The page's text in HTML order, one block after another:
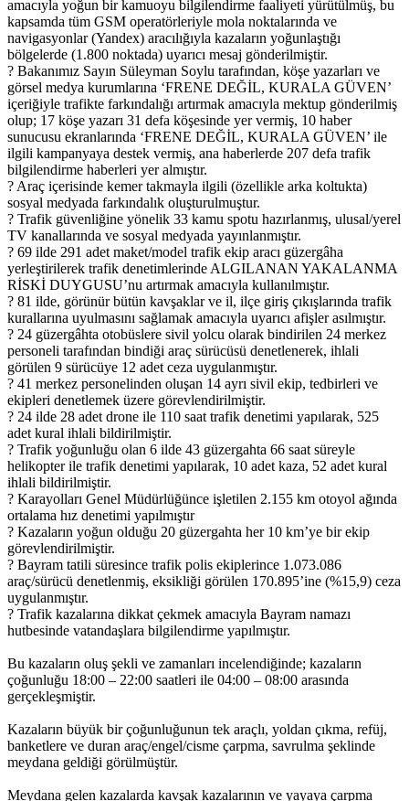
amacıyla yoğun bir kamuoyu bilgilendirme faaliyeti yürütülmüş, bu
kapsamda tüm GSM operatörleriyle mola noktalarında ve
navigasyonlar (Yandex) aracılığıyla kazaların yoğunlaştığı
bölgelerde (1.800 noktada) uyarıcı mesaj gönderilmiştir.
? Bakanımız Sayın Süleyman Soylu tarafından, köşe yazarları ve
görsel medya kurumlarına ‘FRENE DEĞİL, KURALA GÜVEN’
içeriğiyle trafikte farkındalığı artırmak amacıyla mektup gönderilmiş
olup; 17 köşe yazarı 31 defa köşesinde yer vermiş, 10 haber
sunucusu ekranlarında ‘FRENE DEĞİL, KURALA GÜVEN’ ile
ilgili kampanyaya destek vermiş, ana haberlerde 207 defa trafik
bilgilendirme haberleri yer almıştır.
? Araç içerisinde kemer takmayla ilgili (özellikle arka koltukta)
sosyal medyada farkındalık oluşturulmuştur.
? Trafik güvenliğine yönelik 33 kamu spotu hazırlanmış, ulusal/yerel
TV kanallarında ve sosyal medyada yayınlanmıştır.
? 69 ilde 291 adet maket/model trafik ekip aracı güzergâha
yerleştirilerek trafik denetimlerinde ALGILANAN YAKALANMA
RİSKİ DUYGUSU’nu artırmak amacıyla kullanılmıştır.
? 81 ilde, görünür bütün kavşaklar ve il, ilçe giriş çıkışlarında trafik
kurallarına uyulmasını sağlamak amacıyla uyarıcı afişler asılmıştır.
? 24 güzergâhta otobüslere sivil yolcu olarak bindirilen 24 merkez
personeli tarafından bindiği araç sürücüsü denetlenerek, ihlali
görülen 9 sürücüye 12 adet ceza uygulanmıştır.
? 41 merkez personelinden oluşan 14 ayrı sivil ekip, tedbirleri ve
ekipleri denetlemek üzere görevlendirilmiştir.
? 24 ilde 28 adet drone ile 110 saat trafik denetimi yapılarak, 525
adet kural ihlali bildirilmiştir.
? Trafik yoğunluğu olan 6 ilde 43 güzergahta 66 saat süreyle
helikopter ile trafik denetimi yapılarak, 10 adet kaza, 52 adet kural
ihlali bildirilmiştir.
? Karayolları Genel Müdürlüğünce işletilen 2.155 km otoyol ağında
ortalama hız denetimi yapılmıştır
? Kazaların yoğun olduğu 20 güzergahta her 10 km’ye bir ekip
görevlendirilmiştir.
? Bayram tatili süresince trafik polis ekiplerince 1.073.086
araç/sürücü denetlenmiş, eksikliği görülen 170.895’ine (%15,9) ceza
uygulanmıştır.
? Trafik kazalarına dikkat çekmek amacıyla Bayram namazı
hutbesinde vatandaşlara bilgilendirme yapılmıştır.
Bu kazaların oluş şekli ve zamanları incelendiğinde; kazaların
çoğunluğu 18:00 – 22:00 saatleri ile 04:00 – 08:00 arasında
gerçekleşmiştir.
Kazaların büyük bir çoğunluğunun tek araçlı, yoldan çıkma, refüj,
banketlere ve duran araç/engel/cisme çarpma, savrulma şeklinde
meydana geldiği görülmüştür.
Meydana gelen kazalarda kavşak kazalarının ve yayaya çarpma